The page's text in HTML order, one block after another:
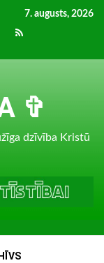
7. augusts, 2026
RSS
✞
dzīvība Kristū